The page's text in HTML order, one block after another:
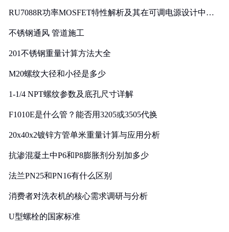
RU7088R功率MOSFET特性解析及其在可调电源设计中的
不锈钢通风 管道施工
201不锈钢重量计算方法大全
M20螺纹大径和小径是多少
1-1/4 NPT螺纹参数及底孔尺寸详解
F1010E是什么管？能否用3205或3505代换
20x40x2镀锌方管单米重量计算与应用分析
抗渗混凝土中P6和P8膨胀剂分别加多少
法兰PN25和PN16有什么区别
消费者对洗衣机的核心需求调研与分析
U型螺栓的国家标准